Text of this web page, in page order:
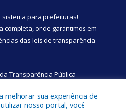
sistema para prefeituras!
completa, onde garantimos em
das leis de transparência
Transparência Pública
melhorar sua experiência de
nosso portal, você